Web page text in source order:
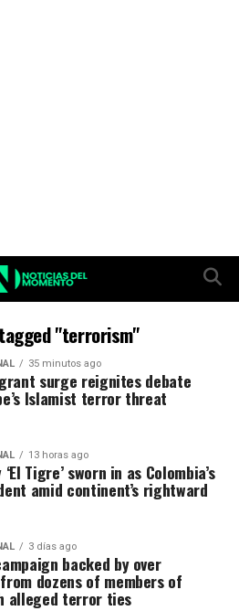
"terrorism"
35 minutos ago
surge reignites debate
Islamist terror threat
13 horas ago
Tigre’ sworn in as Colombia’s
amid continent’s rightward
3 días ago
backed by over
dozens of members of
alleged terror ties